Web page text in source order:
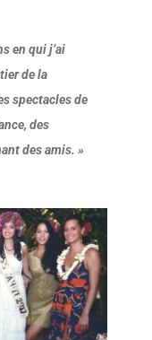
en qui j’ai
de la
spectacles de
des
des amis. »